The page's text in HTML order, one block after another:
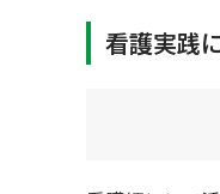
看護実践